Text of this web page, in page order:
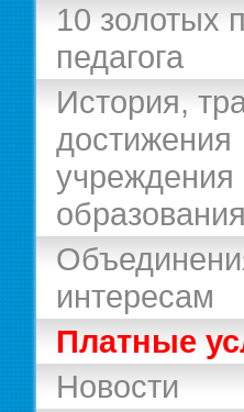
10 золотых
педагога
История,
достижения
учреждения
образования
интересам
Платные
Новости